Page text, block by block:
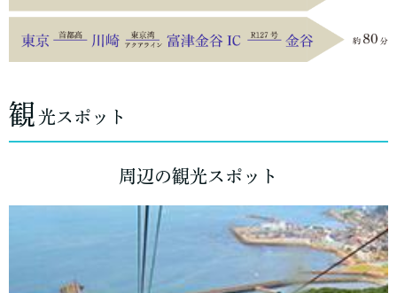
観 光スポット
周辺の観光スポット